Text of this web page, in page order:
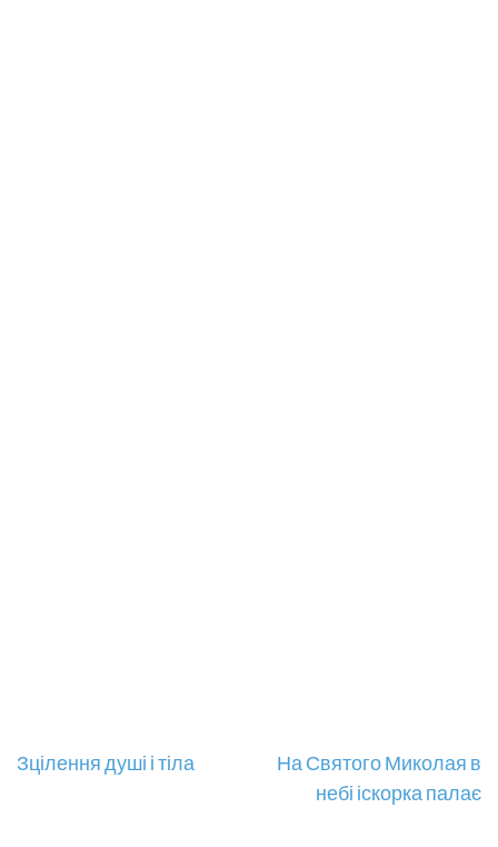
Навігація
Зцілення душі і тіла
На Святого Миколая в
небі іскорка палає